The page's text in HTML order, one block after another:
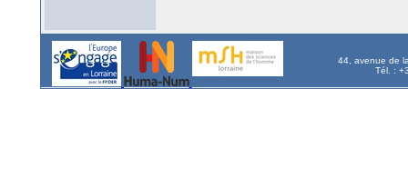
44, avenue de
Tél. :